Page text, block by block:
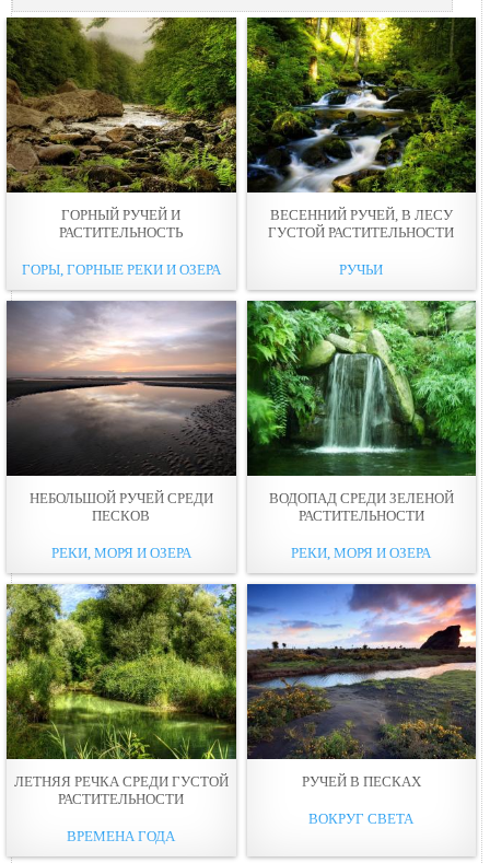
ГОРНЫЙ РУЧЕЙ И
РАСТИТЕЛЬНОСТЬ
ГОРЫ, ГОРНЫЕ РЕКИ И ОЗЕРА
ВЕСЕННИЙ РУЧЕЙ, В ЛЕСУ
ГУСТОЙ РАСТИТЕЛЬНОСТИ
РУЧЬИ
НЕБОЛЬШОЙ РУЧЕЙ СРЕДИ
ПЕСКОВ
РЕКИ, МОРЯ И ОЗЕРА
ВОДОПАД СРЕДИ ЗЕЛЕНОЙ
РАСТИТЕЛЬНОСТИ
РЕКИ, МОРЯ И ОЗЕРА
ЛЕТНЯЯ РЕЧКА СРЕДИ ГУСТОЙ
РАСТИТЕЛЬНОСТИ
ВРЕМЕНА ГОДА
РУЧЕЙ В ПЕСКАХ
ВОКРУГ СВЕТА